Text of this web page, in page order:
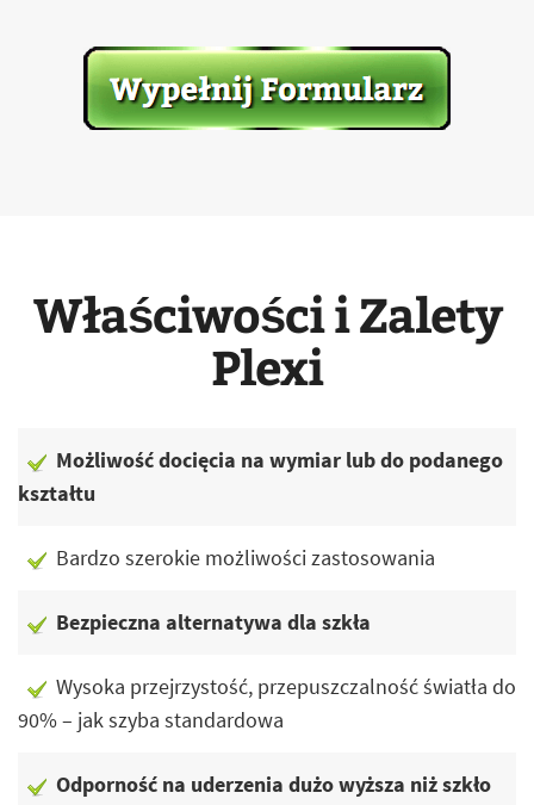
Właściwości i Zalety
Plexi
Możliwość docięcia na wymiar lub do podanego
kształtu
Bardzo szerokie możliwości zastosowania
Bezpieczna alternatywa dla szkła
Wysoka przejrzystość, przepuszczalność światła do
90% – jak szyba standardowa
Odporność na uderzenia dużo wyższa niż szkło